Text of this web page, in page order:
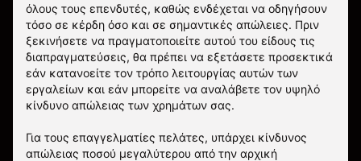
όλους τους επενδυτές, καθώς ενδέχεται να οδηγήσουν
τόσο σε κέρδη όσο και σε σημαντικές απώλειες. Πριν
ξεκινήσετε να πραγματοποιείτε αυτού του είδους τις
διαπραγματεύσεις, θα πρέπει να εξετάσετε προσεκτικά
εάν κατανοείτε τον τρόπο λειτουργίας αυτών των
εργαλείων και εάν μπορείτε να αναλάβετε τον υψηλό
κίνδυνο απώλειας των χρημάτων σας.
Για τους επαγγελματίες πελάτες, υπάρχει κίνδυνος
απώλειας ποσού μεγαλύτερου από την αρχική